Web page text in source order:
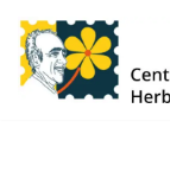
Pular
para